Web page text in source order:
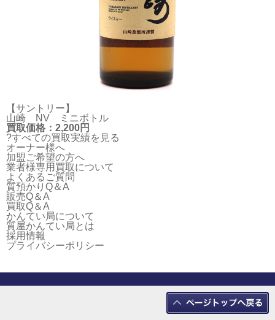
【サントリー】
山崎 NV ミニボトル
買取価格：2,200円
?すべての買取実績を見る
オーナー様へ
加盟ご希望の方へ
業者様専用買取について
よくあるご質問
質預かりQ＆A
販売Q＆A
買取Q＆A
かんてい局について
質屋かんてい局とは
採用情報
プライバシーポリシー